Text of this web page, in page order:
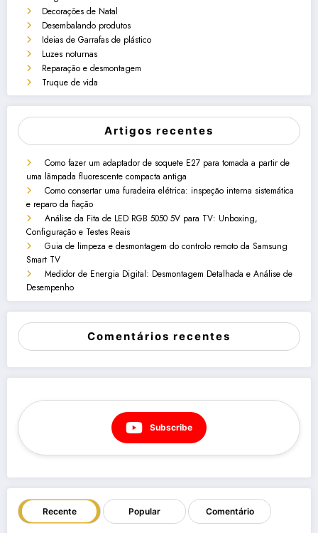
Decorações de Natal
Desembalando produtos
Ideias de Garrafas de plástico
Luzes noturnas
Reparação e desmontagem
Truque de vida
Artigos recentes
Como fazer um adaptador de soquete E27 para tomada a partir de
uma lâmpada fluorescente compacta antiga
Como consertar uma furadeira elétrica: inspeção interna sistemática
e reparo da fiação
Análise da Fita de LED RGB 5050 5V para TV: Unboxing,
Configuração e Testes Reais
Guia de limpeza e desmontagem do controlo remoto da Samsung
Smart TV
Medidor de Energia Digital: Desmontagem Detalhada e Análise de
Desempenho
Comentários recentes
Subscribe
Recente Popular Comentário